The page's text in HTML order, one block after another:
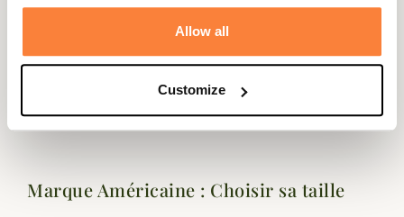
Allow all
Customize
Fiche technique
Genre Homme
Noir, Orange
Marque Américaine : Choisir sa taille